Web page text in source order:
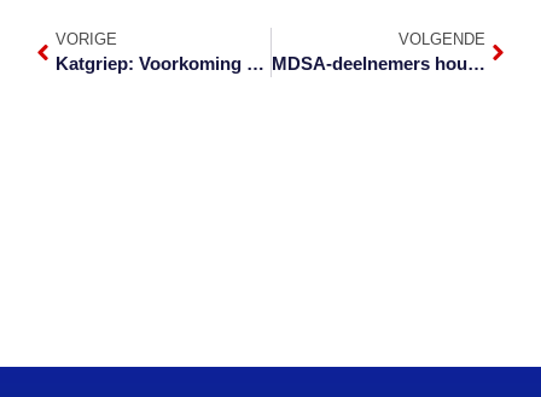
VORIGE
Katgriep: Voorkoming beter as genesing
VOLGENDE
MDSA-deelnemers hou werkswinkel in Mpumalanga